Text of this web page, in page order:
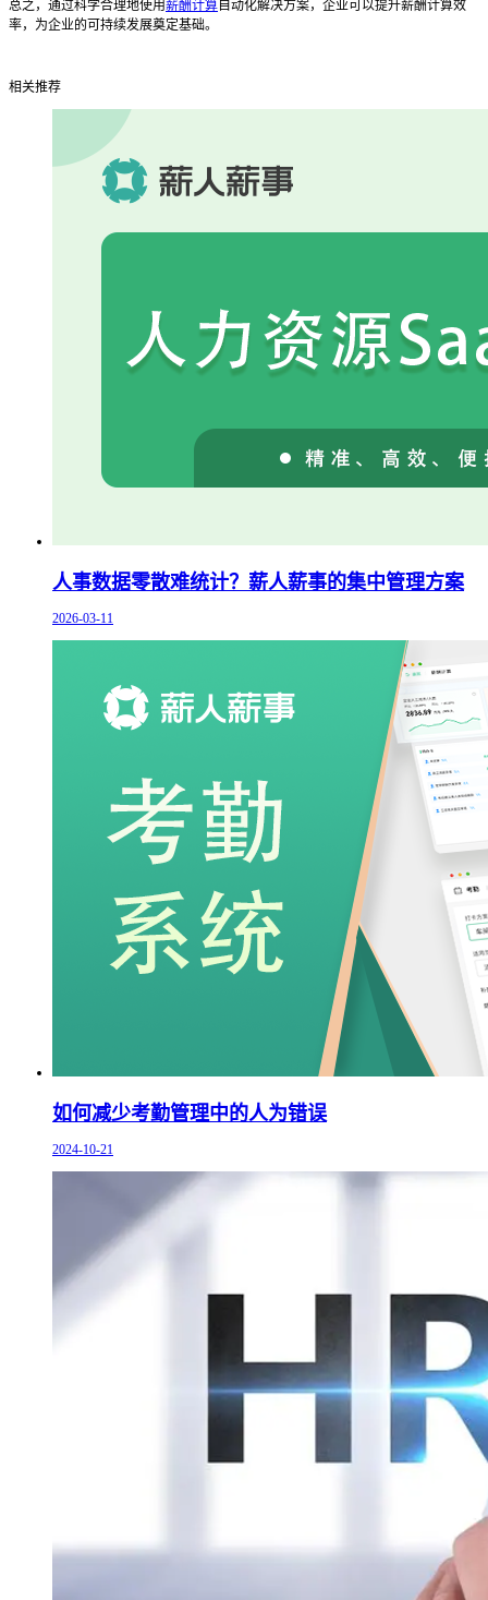
总之，通过科学合理地使用薪酬计算自动化解决方案，企业可以提升薪酬计算效
率，为企业的可持续发展奠定基础。
相关推荐
人事数据零散难统计？薪人薪事的集中管理方案
2026-03-11
如何减少考勤管理中的人为错误
2024-10-21